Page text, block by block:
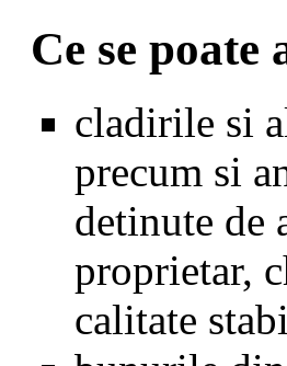
Ce se poate
cladirile si
precum si
detinute de
proprietar,
calitate